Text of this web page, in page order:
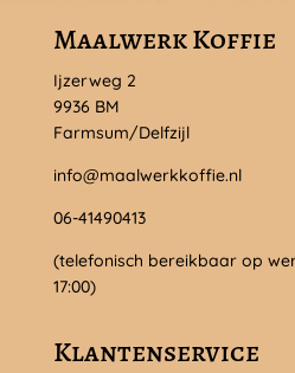
Maalwerk Koffie
Ijzerweg 2
9936 BM
Farmsum/Delfzijl
info@maalwerkkoffie.nl
06-41490413
(telefonisch bereikbaar op
17:00)
Klantenservice